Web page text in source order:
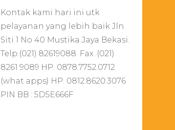
Kontak kami hari ini utk
pelayanan yang lebih baik Jln.
Siti 1 No 40 Mustika Jaya Bekasi.
Telp.(021) 82619088. Fax .(021)
8261 9089 HP. 0878.7752.0712
(what apps) HP. 0812.8620.3076
PIN BB : 5D5E666F